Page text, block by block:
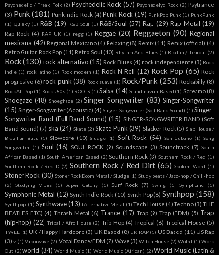
Psychedelic / Freak Folk (2) Psychedelic Rock (57) Psychedelyc Rock (2) Psytrance
(3) Punk (181) Punk Indie Rock (4) Punk Rock (19) PunkPop Punk (1) PunkPunk
(1) Quieky (1) R&B (19) R&B Soul (1) R&B/Soul (57) Rap (29) Rap Metal (19)
Rap Rock (4) RAP UK (1) regg (1) Reggae (20) Reggaeton (90) Regional
mexicana (42) Regional Mexicano (4) Relaxing (8) Remix (11) Remix (official) (4)
Retro Guitar Rock Pop (11) Retro Soul (10) Rhythm And Blues (1) Riddim / Tearout (2)
Rock (130) rock alternativo (15) Rock Blues (4) rock independiente (3) Rock
indie (1) rock latino (1) Rock modern (1) Rock N Roll (12) Rock Pop (65) Rock
progresivo (6) rock punk (38) Rock suave (1) Rock/Punk (253) Rockabilly (8)
RockAlt Pop (1) Rocks 80s (1) ROOTS (1) Salsa (14) Scandinavian Based (1) Screamo (8)
Shoegaze (48) Shoeghaze (2) Singer Songwriter (83) Singer-Songwriter
(15) Singer-Songwriter (Acoustic) (4) Singer-Songwriter (Soft Band Sound) (1) Singer-
Songwriter Band (Full Band Sound) (15) SINGER-SONGWRITER BAND (Soft
Band Sound) (7) ska (24) Skate (2) Skate Punk (39) Slacker Rock (5) Slap House /
Brazilian Bass (1) Slowcore (10) Sludge (1) Soft Rock (54) Son Cubano (1) Song
Songwriter (1) Soul (16) SOUL ROCK (9) Soundscape (3) Soundtrack (7) South
African Based (1) South American Based (2) Southern Rock (3) Southern Rock / Red (1)
Southern Rock / Red D (2) Southern Rock / Red Dirt (65) Spoken Word (1)
Stoner Rock (30) Stoner RockDoom Metal / Sludge (1) Study beats / Jazz-hop / Chill-hop
(2)
Studying Vibes (1) Super Catchy (1) Surf Rock (7) Swing (1) Symphonic (1)
Symphonic Metal (12) Synth Indie Rock (10) Synth Pop (8) Synthpop (158)
Synthpop. (1) Synthwave (13) tAlternative Metal (1) Tech House (4) Techno (3) THE
BEATLES ETC) (4) Thrash Metal (6) Trance (17) Trap (9) Trap (EDM) (5) Trap
(hip-hop) (22) Tribal / Afro House (2) Trip-Hop (4) Tropical (6) Tropical House (5)
TWEE (1) UK / Happy Hardcore (3) UK Based (8) UK RAP (1) US Based (11) US Rap
(3) v (1) Vaporwave (2) Vocal Dance/EDM (7) Wave (3) Witch House (2) Wolrd (1) Work
Out (2) world (34) World Music (1) World Music (African) (2) World Music (Latin &